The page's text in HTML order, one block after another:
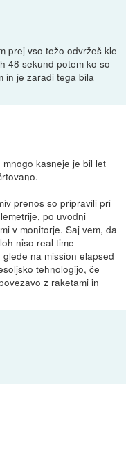
prej vso težo odvržeš kle
48 sekund potem ko so
in je zaradi tega bila
kasneje je bil let
prenos so pripravili pri
po uvodni
v monitorje. Saj vem, da
niso real time
na mission elapsed
tehnologijo, če
z raketami in